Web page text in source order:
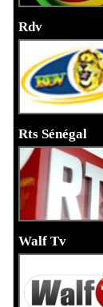
Rdv
Rts Sénégal
Walf Tv